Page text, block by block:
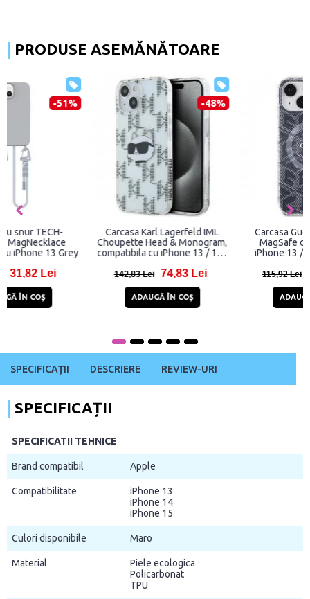
PRODUSE ASEMĂNĂTOARE
-35%
Carcasa Spigen Ultra Hybrid
MagSafe compatibila cu
iPhone 13 White
135,99 Lei 87,99 Lei
ADAUGĂ ÎN COŞ
-51%
Carcasa cu snur TECH-
PROTECT MagNecklace
compatibila cu iPhone 13 Grey
64,82 Lei 31,82 Lei
ADAUGĂ ÎN COŞ
SPECIFICAȚII DESCRIERE REVIEW-URI
SPECIFICAȚII
SPECIFICATII TEHNICE
Brand compatibil Apple
Compatibilitate
iPhone 13
iPhone 14
iPhone 15
Culori disponibile Maro
Material
Piele ecologica
Policarbonat
TPU